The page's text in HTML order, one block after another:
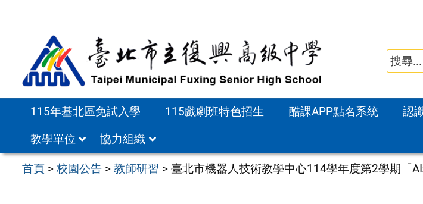
115年基北區免試入學 115戲劇班特色招生 酷課APP點名系統 認
教學單位
協力組織
首頁 >校園公告 >教師研習 >臺北市機器人技術教學中心114學年度第2學期「